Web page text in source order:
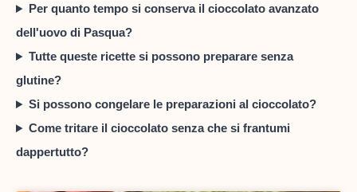
Per quanto tempo si conserva il cioccolato avanzato
dell'uovo di Pasqua?
Tutte queste ricette si possono preparare senza
glutine?
Si possono congelare le preparazioni al cioccolato?
Come tritare il cioccolato senza che si frantumi
dappertutto?